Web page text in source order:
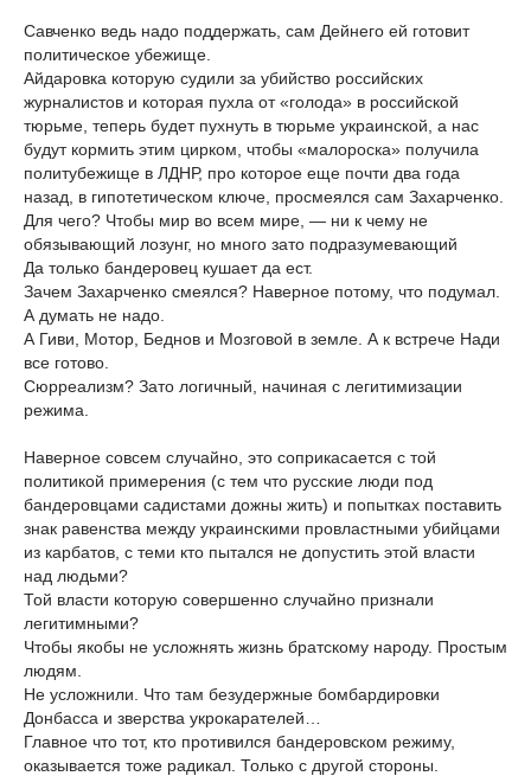
Савченко ведь надо поддержать, сам Дейнего ей готовит
политическое убежище.
Айдаровка которую судили за убийство российских
журналистов и которая пухла от «голода» в российской
тюрьме, теперь будет пухнуть в тюрьме украинской, а нас
будут кормить этим цирком, чтобы «малороска» получила
политубежище в ЛДНР, про которое еще почти два года
назад, в гипотетическом ключе, просмеялся сам Захарченко.
Для чего? Чтобы мир во всем мире, — ни к чему не
обязывающий лозунг, но много зато подразумевающий
Да только бандеровец кушает да ест.
Зачем Захарченко смеялся? Наверное потому, что подумал.
А думать не надо.
А Гиви, Мотор, Беднов и Мозговой в земле. А к встрече Нади
все готово.
Сюрреализм? Зато логичный, начиная с легитимизации
режима.
Наверное совсем случайно, это соприкасается с той
политикой примерения (с тем что русские люди под
бандеровцами садистами дожны жить) и попытках поставить
знак равенства между украинскими провластными убийцами
из карбатов, с теми кто пытался не допустить этой власти
над людьми?
Той власти которую совершенно случайно признали
легитимными?
Чтобы якобы не усложнять жизнь братскому народу. Простым
людям.
Не усложнили. Что там безудержные бомбардировки
Донбасса и зверства укрокарателей…
Главное что тот, кто противился бандеровском режиму,
оказывается тоже радикал. Только с другой стороны.